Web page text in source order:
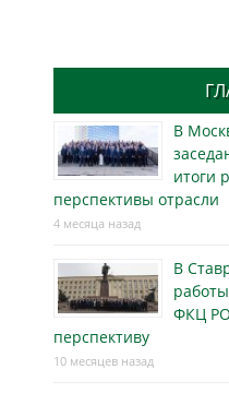
В
итоги
перспективы отрасли
4 месяца назад
В
ФКЦ
перспективу
10 месяцев назад